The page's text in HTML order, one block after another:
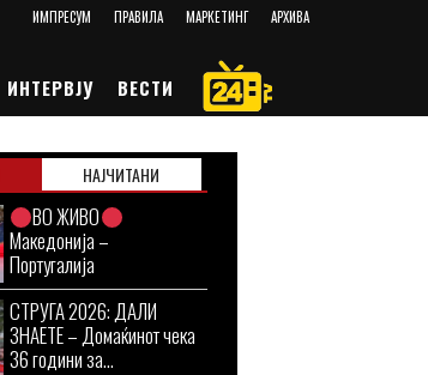
ИМПРЕСУМ ПРАВИЛА МАРКЕТИНГ АРХИВА
ИНТЕРВЈУ ВЕСТИ
НАЈЧИТАНИ
ВО ЖИВО
Македонија –
Португалија
СТРУГА 2026: ДАЛИ
ЗНАЕТЕ – Домаќинот чека
36 години за...